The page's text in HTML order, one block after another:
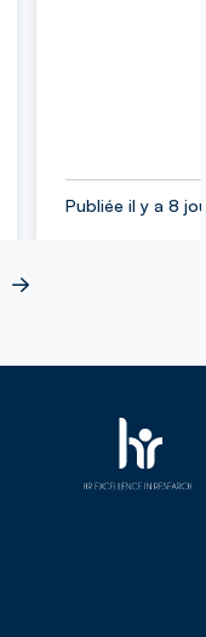
Publiée il y a 8